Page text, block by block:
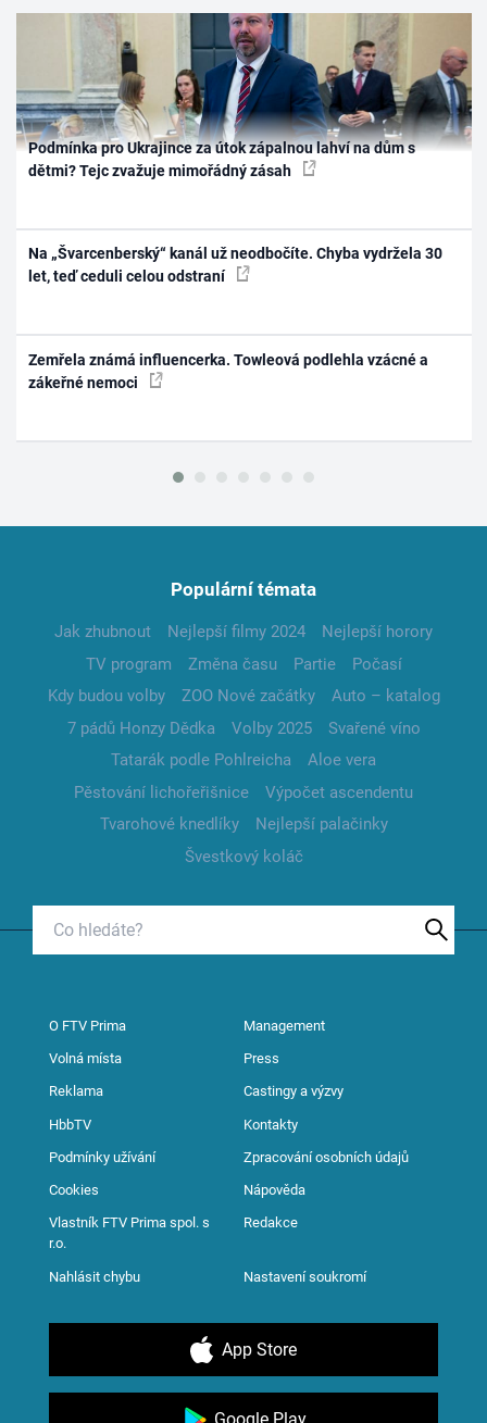
Podmínka pro Ukrajince za útok zápalnou lahví na dům s
dětmi? Tejc zvažuje mimořádný zásah
Na „Švarcenberský“ kanál už neodbočíte. Chyba vydržela 30
let, teď ceduli celou odstraní
Zemřela známá influencerka. Towleová podlehla vzácné a
zákeřné nemoci
Populární témata
Jak zhubnout Nejlepší filmy 2024
Nejlepší horory
TV program
Změna času Partie
Počasí
Kdy budou volby
ZOO Nové začátky
Auto – katalog
7 pádů Honzy Dědka
Volby 2025
Svařené víno
Tatarák podle Pohlreicha
Aloe vera
Pěstování lichořeřišnice
Výpočet ascendentu
Tvarohové knedlíky
Nejlepší palačinky
Švestkový koláč
O FTV Prima Management
Volná místa Press
Reklama Castingy a výzvy
HbbTV Kontakty
Podmínky užívání Zpracování osobních údajů
Cookies Nápověda
Vlastník FTV Prima spol. s
r.o.
Redakce
Nahlásit chybu Nastavení soukromí
App Store